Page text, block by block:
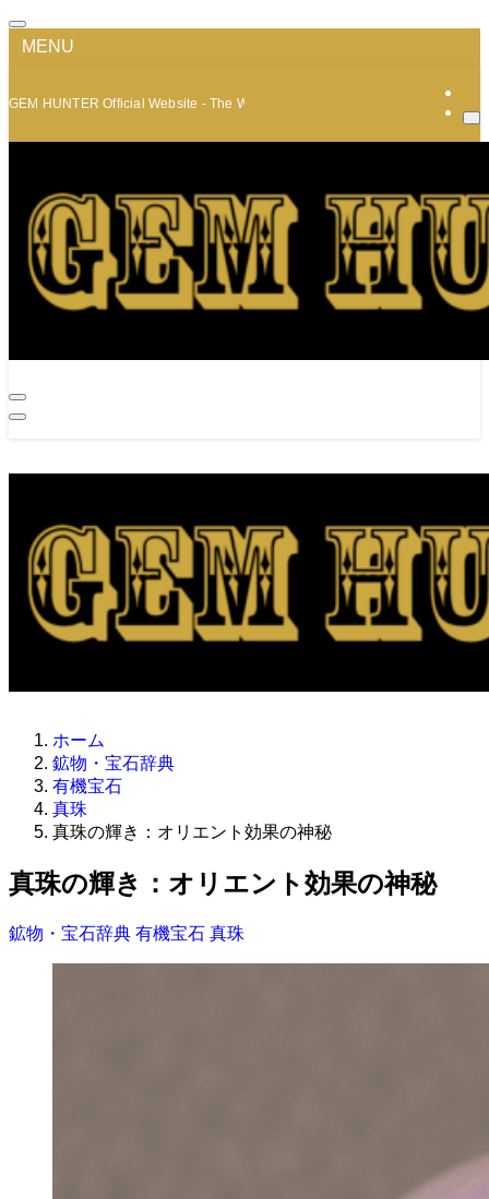
MENU
GEM HUNTER Official Website - The World of Minerals and Jewelry
ホーム
鉱物・宝石辞典
有機宝石
真珠
真珠の輝き：オリエント効果の神秘
真珠の輝き：オリエント効果の神秘
鉱物・宝石辞典 有機宝石 真珠